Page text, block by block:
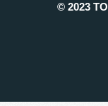
© 2023